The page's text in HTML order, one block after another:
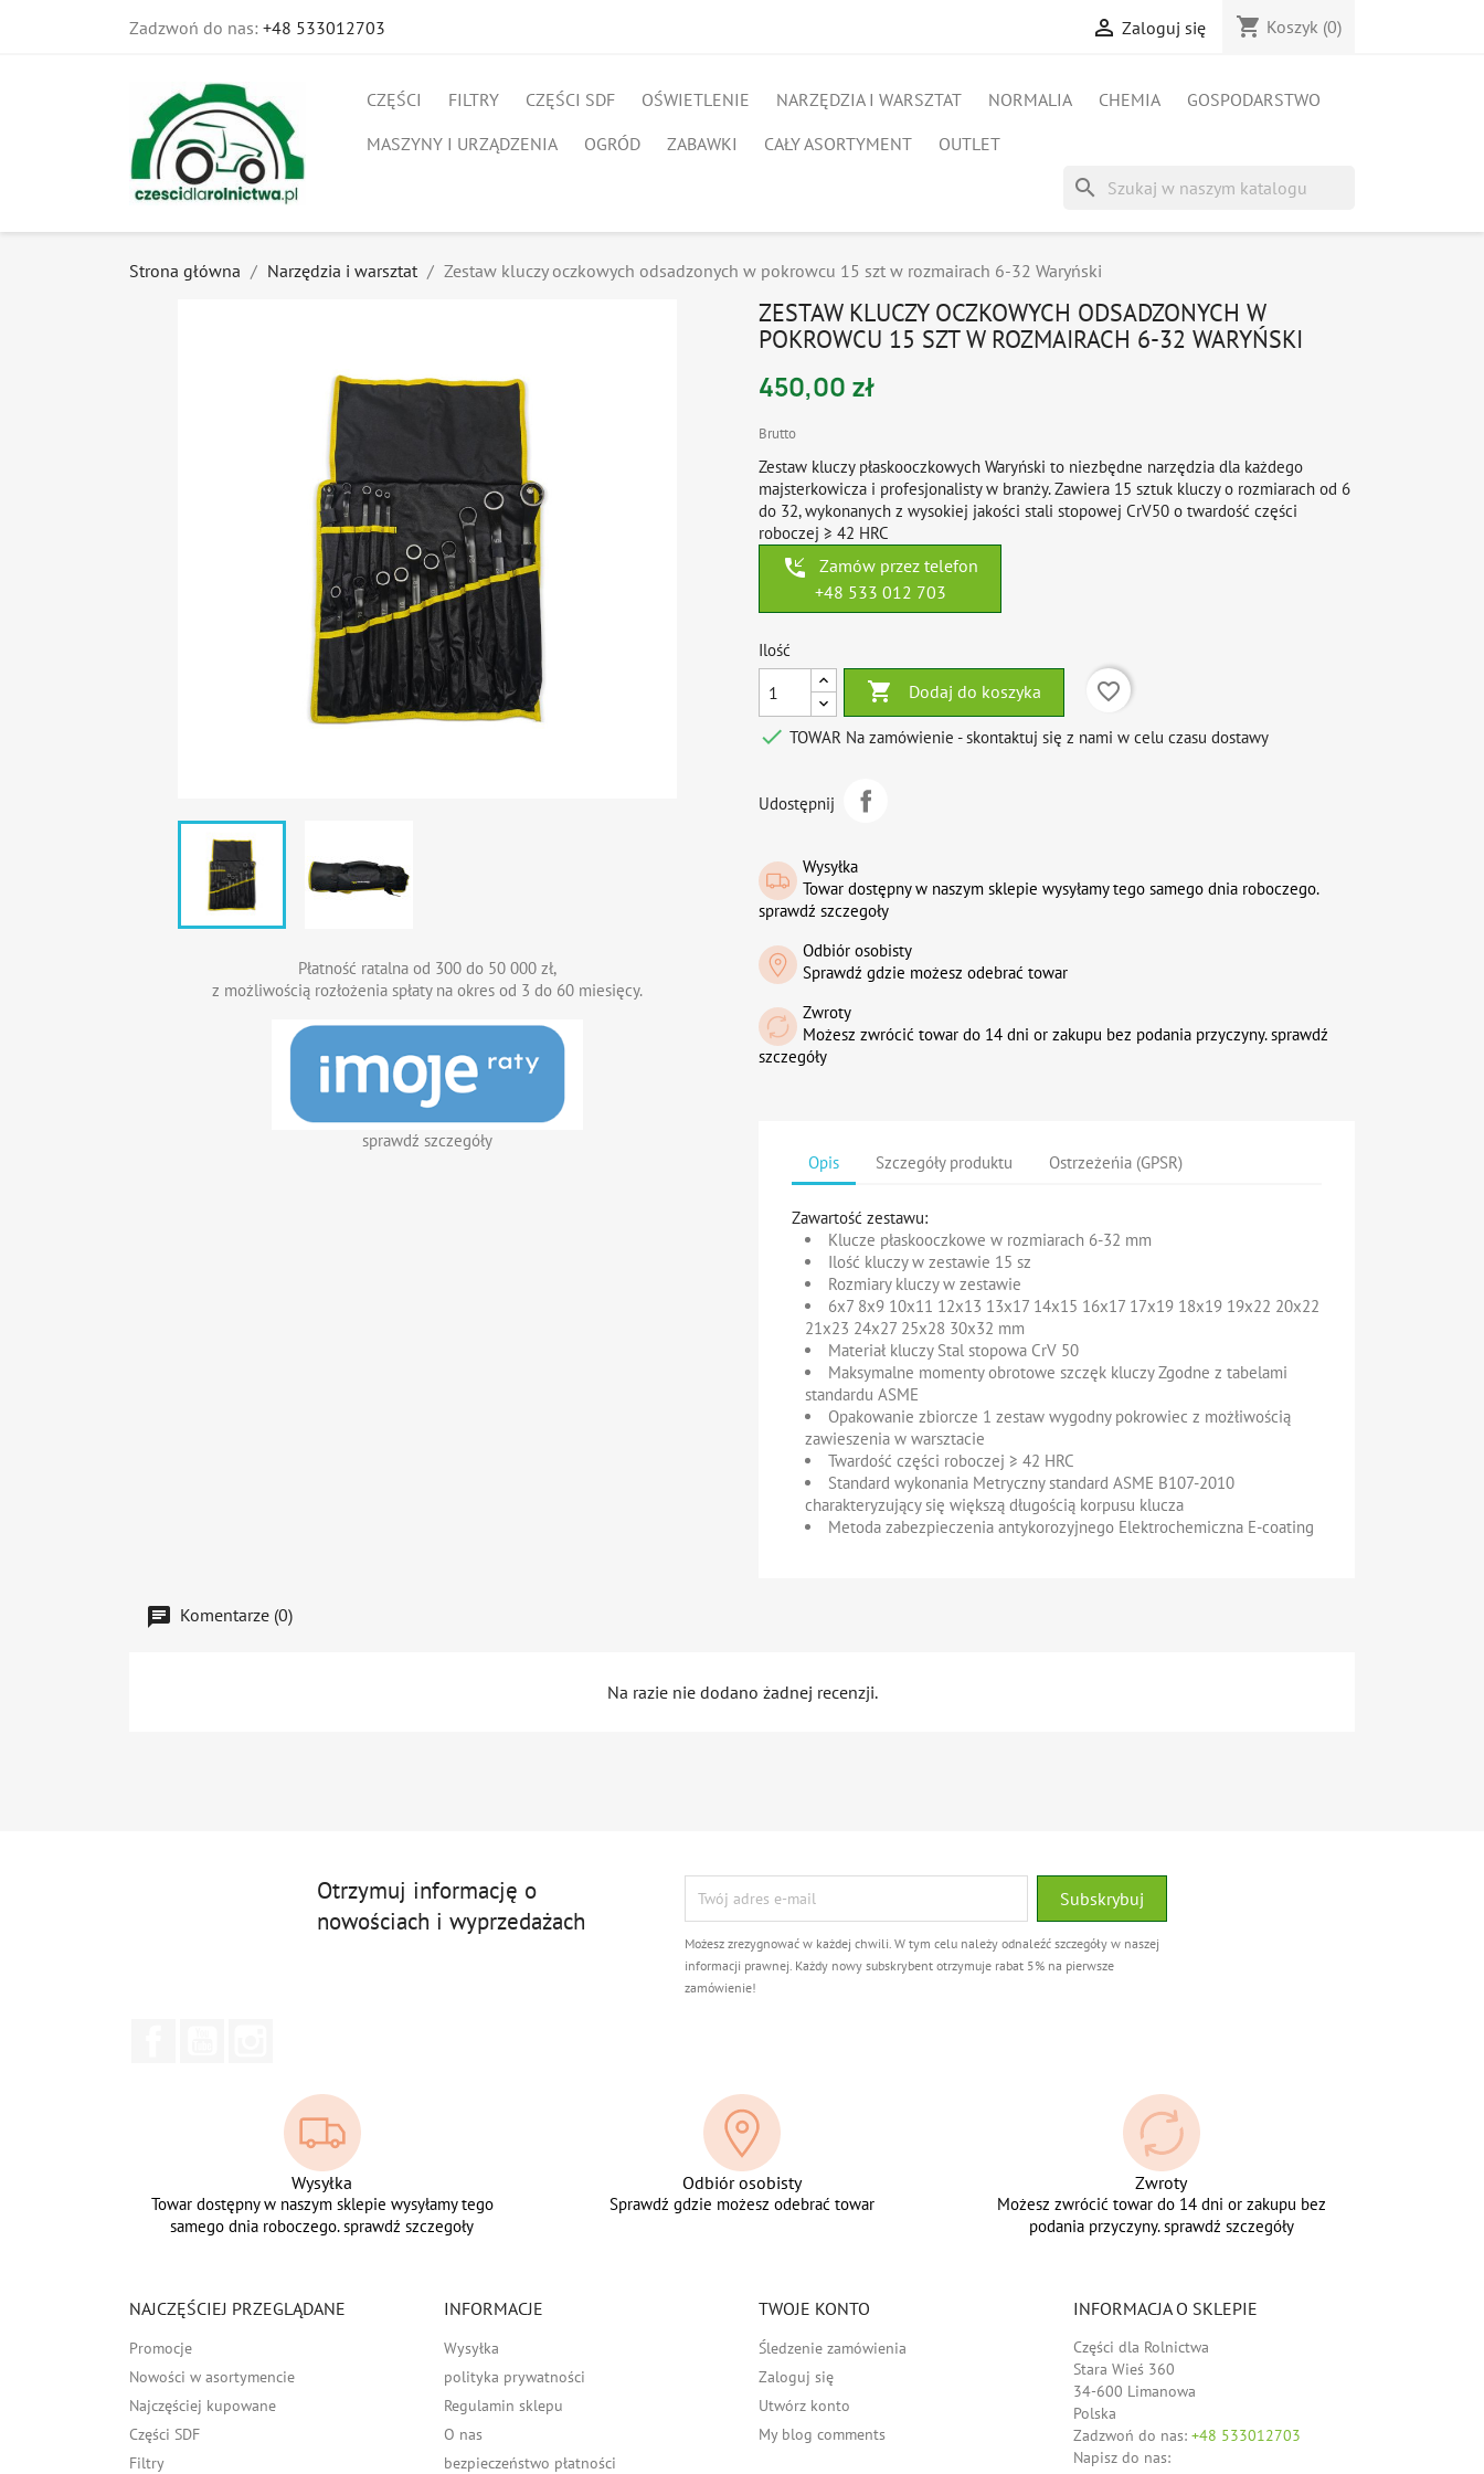
Zadzwoń do nas: +48 533012703  Zaloguj się shopping_cart Koszyk (0)
CZĘŚCI FILTRY CZĘŚCI SDF OŚWIETLENIE NARZĘDZIA I WARSZTAT NORMALIA CHEMIA
GOSPODARSTWO
MASZYNY I URZĄDZENIA
OGRÓD ZABAWKI CAŁY ASORTYMENT OUTLET
search
Strona główna Narzędzia i warsztat Zestaw kluczy oczkowych odsadzonych w pokrowcu 15 szt w rozmairach 6-32 Waryński
Płatność ratalna od 300 do 50 000 zł,
z możliwością rozłożenia spłaty na okres od 3 do 60 miesięcy.
sprawdź szczegóły
ZESTAW KLUCZY OCZKOWYCH ODSADZONYCH W
POKROWCU 15 SZT W ROZMAIRACH 6-32 WARYŃSKI
450,00 zł
Brutto
Zestaw kluczy płaskooczkowych Waryński to niezbędne narzędzia dla każdego
majsterkowicza i profesjonalisty w branży. Zawiera 15 sztuk kluczy o rozmiarach od 6
do 32, wykonanych z wysokiej jakości stali stopowej CrV50 o twardość części
roboczej ≥ 42 HRC
phone_callback
Zamów przez telefon
+48 533 012 703
Ilość
 Dodaj do koszyka
favorite_border
 TOWAR Na zamówienie - skontaktuj się z nami w celu czasu dostawy
Udostępnij
Wysyłka
Towar dostępny w naszym sklepie wysyłamy tego samego dnia roboczego.
sprawdź szczegoły
Odbiór osobisty
Sprawdź gdzie możesz odebrać towar
Zwroty
Możesz zwrócić towar do 14 dni or zakupu bez podania przyczyny. sprawdź
szczegóły
Opis Szczegóły produktu Ostrzeżeńia (GPSR)
Zawartość zestawu:
Klucze płaskooczkowe w rozmiarach 6-32 mm
Ilość kluczy w zestawie 15 sz
Rozmiary kluczy w zestawie
6x7 8x9 10x11 12x13 13x17 14x15 16x17 17x19 18x19 19x22 20x22
21x23 24x27 25x28 30x32 mm
Materiał kluczy Stal stopowa CrV 50
Maksymalne momenty obrotowe szczęk kluczy Zgodne z tabelami
standardu ASME
Opakowanie zbiorcze 1 zestaw wygodny pokrowiec z możłiwością
zawieszenia w warsztacie
Twardość części roboczej ≥ 42 HRC
Standard wykonania Metryczny standard ASME B107-2010
charakteryzujący się większą długością korpusu klucza
Metoda zabezpieczenia antykorozyjnego Elektrochemiczna E-coating
Komentarze (0)
Na razie nie dodano żadnej recenzji.
Otrzymuj informację o
nowościach i wyprzedażach
Możesz zrezygnować w każdej chwili. W tym celu należy odnaleźć szczegóły w naszej
informacji prawnej. Każdy nowy subskrybent otrzymuje rabat 5% na pierwsze
zamówienie!
Wysyłka
Towar dostępny w naszym sklepie wysyłamy tego
samego dnia roboczego. sprawdź szczegoły
Odbiór osobisty
Sprawdź gdzie możesz odebrać towar
Zwroty
Możesz zwrócić towar do 14 dni or zakupu bez
podania przyczyny. sprawdź szczegóły
NAJCZĘŚCIEJ PRZEGLĄDANE
Promocje
Nowości w asortymencie
Najczęściej kupowane
Części SDF
Filtry
INFORMACJE
Wysyłka
polityka prywatności
Regulamin sklepu
O nas
bezpieczeństwo płatności
TWOJE KONTO
Śledzenie zamówienia
Zaloguj się
Utwórz konto
My blog comments
INFORMACJA O SKLEPIE
Części dla Rolnictwa
Stara Wieś 360
34-600 Limanowa
Polska
Zadzwoń do nas: +48 533012703
Napisz do nas: